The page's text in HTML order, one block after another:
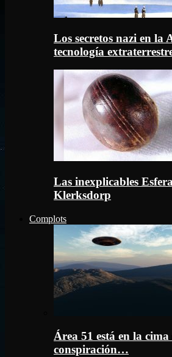
Los secretos nazi en la
tecnología
Las inexplicables
Klerksdorp
Complots
Área 51 está en la
conspiración…